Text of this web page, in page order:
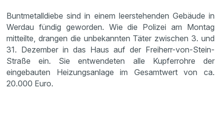
Buntmetalldiebe sind in einem leerstehenden Gebäude in
Werdau fündig geworden. Wie die Polizei am Montag
mitteilte, drangen die unbekannten Täter zwischen 3. und
31. Dezember in das Haus auf der Freiherr-von-Stein-
Straße ein. Sie entwendeten alle Kupferrohre der
eingebauten Heizungsanlage im Gesamtwert von ca.
20.000 Euro.